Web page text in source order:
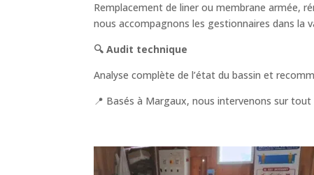
Remplacement de liner ou membrane armée,
nous accompagnons les gestionnaires dans la
🔍 Audit technique
Analyse complète de l’état du bassin et
📍 Basés à Margaux, nous intervenons sur